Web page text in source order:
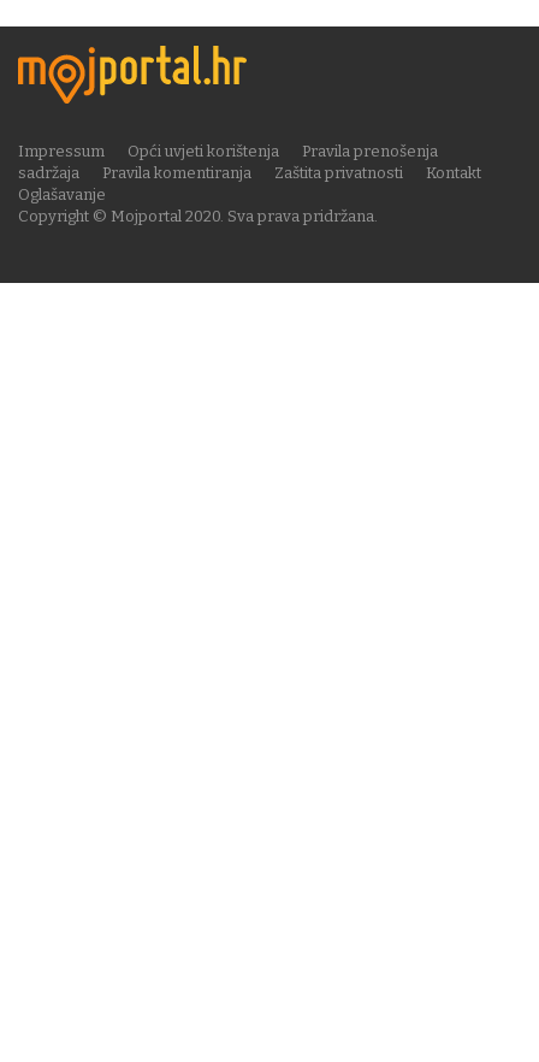
Copyright © Mojportal 2020. Sva prava pridržana.
Impressum Opći uvjeti korištenja
Pravila prenošenja
sadržaja
Pravila komentiranja Zaštita privatnosti
Kontakt
Oglašavanje